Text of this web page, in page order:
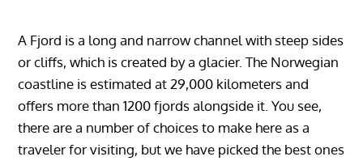
A Fjord is a long and narrow channel with steep sides
or cliffs, which is created by a glacier. The Norwegian
coastline is estimated at 29,000 kilometers and
offers more than 1200 fjords alongside it. You see,
there are a number of choices to make here as a
traveler for visiting, but we have picked the best ones